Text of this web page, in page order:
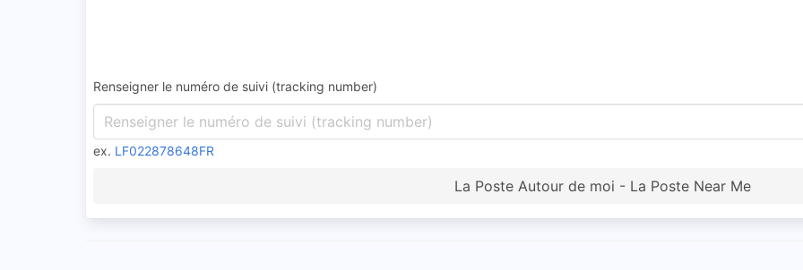
Renseigner le numéro de suivi (tracking number)
ex. LF022878648FR
La Poste Autour de moi - La Poste Near Me